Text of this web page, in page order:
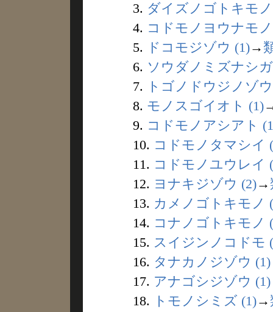
3. ダイズノゴトキモ
4. コドモノヨウナモ
5.
ドコモジゾウ (1)→
6. ソウダノミズナシ
7.
トゴノドウジノゾ
8. モノスゴイオト (1)
9. コドモノアシアト
10. コドモノタマシイ
11. コドモノユウレイ
12. ヨナキジゾウ (2)→
13. カメノゴトキモノ
14. コナノゴトキモノ
15. スイジンノコドモ
16. タナカノジゾウ (1)
17. アナゴシジゾウ (1)
18.
トモノシミズ (1)→